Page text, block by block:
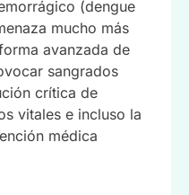
(dengue
mucho más
avanzada de
sangrados
crítica de
vitales e incluso la
médica